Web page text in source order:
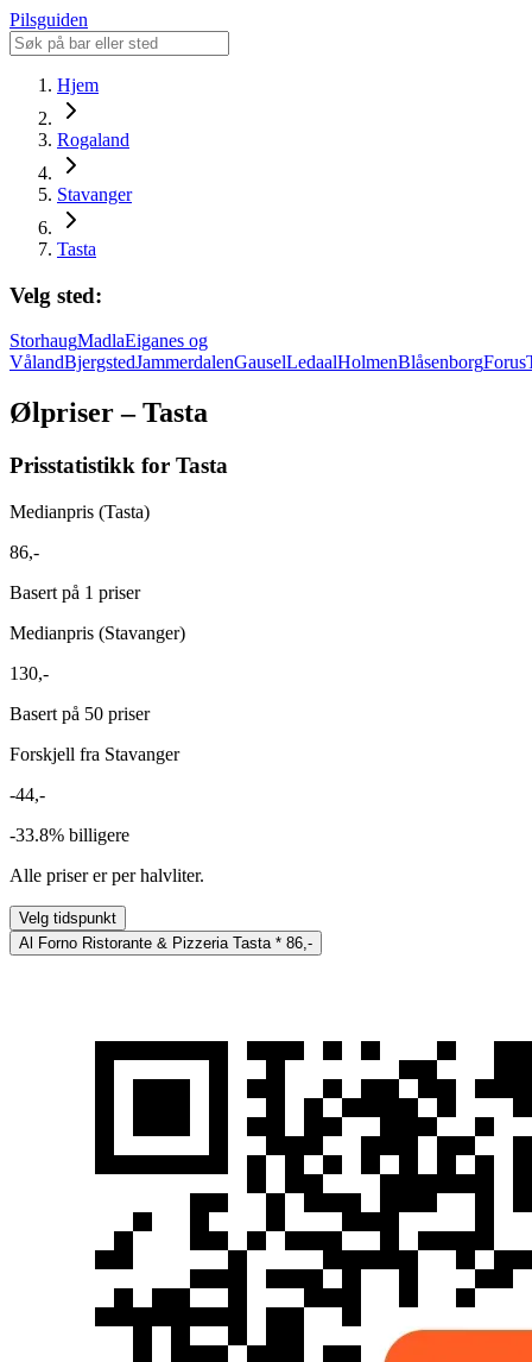
Pilsguiden
Hjem
Rogaland
Stavanger
Tasta
Velg sted:
StorhaugMadlaEiganes og
VålandBjergstedJammerdalenGauselLedaalHolmenBlåsenborgForus
Ølpriser – Tasta
Prisstatistikk for Tasta
Medianpris (Tasta)
86,-
Basert på 1 priser
Medianpris (Stavanger)
130,-
Basert på 50 priser
Forskjell fra Stavanger
-44,-
-33.8% billigere
Alle priser er per halvliter.
Velg tidspunkt
Al Forno Ristorante & Pizzeria Tasta * 86,-